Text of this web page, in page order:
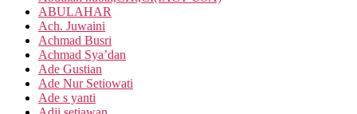
ABULAHAR
Ach. Juwaini
Achmad Busri
Achmad Sya’dan
Ade Gustian
Ade Nur Setiowati
Ade s yanti